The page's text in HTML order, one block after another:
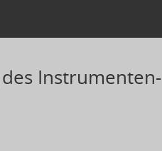
Instrumenten-